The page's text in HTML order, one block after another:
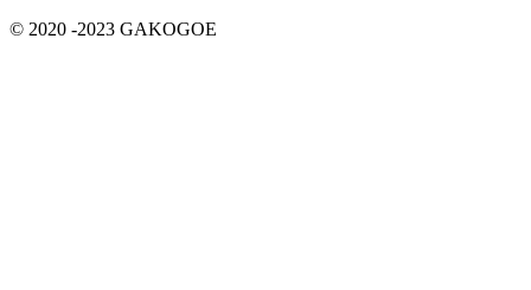
© 2020 -2023 GAKOGOE